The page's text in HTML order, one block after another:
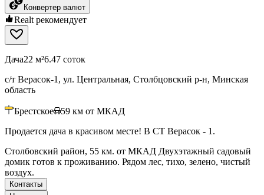
Конвертер валют
Realt рекомендует
Дача22 м²6.47 соток
с/т Верасок-1, ул. Центральная, Столбцовский р-н, Минская
область
Брестское 59 км от МКАД
Продается дача в красивом месте! В СТ Верасок - 1.
Столбовский район, 55 км. от МКАД Двухэтажный садовый
домик готов к проживанию. Рядом лес, тихо, зелено, чистый
воздух.
Контакты